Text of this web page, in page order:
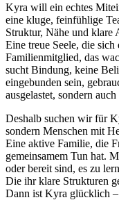
Kyra will ein echtes
eine kluge, feinfühlige
Struktur, Nähe und klare
Eine treue Seele, die
Familienmitglied, das
sucht Bindung, keine
eingebunden sein,
ausgelastet, sondern
Deshalb suchen wir für
sondern Menschen mit
Eine aktive Familie, die
gemeinsamem Tun hat.
oder bereit sind, es zu
Die ihr klare Strukturen
Dann ist Kyra glücklich